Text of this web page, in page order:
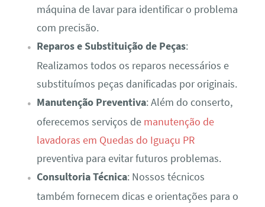
máquina de lavar para identificar o problema
com precisão.
Reparos e Substituição de Peças:
Realizamos todos os reparos necessários e
substituímos peças danificadas por originais.
Manutenção Preventiva: Além do conserto,
oferecemos serviços de manutenção de
lavadoras em Quedas do Iguaçu PR
preventiva para evitar futuros problemas.
Consultoria Técnica: Nossos técnicos
também fornecem dicas e orientações para o